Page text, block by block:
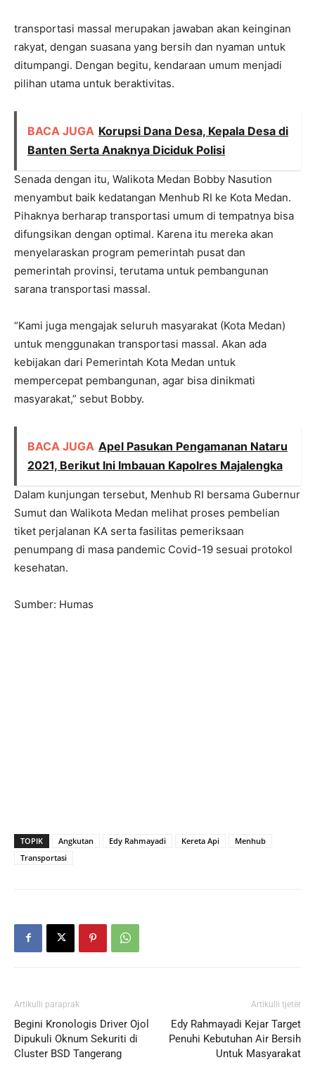
transportasi massal merupakan jawaban akan keinginan
rakyat, dengan suasana yang bersih dan nyaman untuk
ditumpangi. Dengan begitu, kendaraan umum menjadi
pilihan utama untuk beraktivitas.
BACA JUGA Korupsi Dana Desa, Kepala Desa di
Banten Serta Anaknya Diciduk Polisi
Senada dengan itu, Walikota Medan Bobby Nasution
menyambut baik kedatangan Menhub RI ke Kota Medan.
Pihaknya berharap transportasi umum di tempatnya bisa
difungsikan dengan optimal. Karena itu mereka akan
menyelaraskan program pemerintah pusat dan
pemerintah provinsi, terutama untuk pembangunan
sarana transportasi massal.
“Kami juga mengajak seluruh masyarakat (Kota Medan)
untuk menggunakan transportasi massal. Akan ada
kebijakan dari Pemerintah Kota Medan untuk
mempercepat pembangunan, agar bisa dinikmati
masyarakat,” sebut Bobby.
BACA JUGA Apel Pasukan Pengamanan Nataru
2021, Berikut Ini Imbauan Kapolres Majalengka
Dalam kunjungan tersebut, Menhub RI bersama Gubernur
Sumut dan Walikota Medan melihat proses pembelian
tiket perjalanan KA serta fasilitas pemeriksaan
penumpang di masa pandemic Covid-19 sesuai protokol
kesehatan.
Sumber: Humas
TOPIK Angkutan Edy Rahmayadi Kereta Api
Menhub
Transportasi
Artikulli paraprak
Begini Kronologis Driver Ojol
Dipukuli Oknum Sekuriti di
Cluster BSD Tangerang
Artikulli tjetër
Edy Rahmayadi Kejar Target
Penuhi Kebutuhan Air Bersih
Untuk Masyarakat